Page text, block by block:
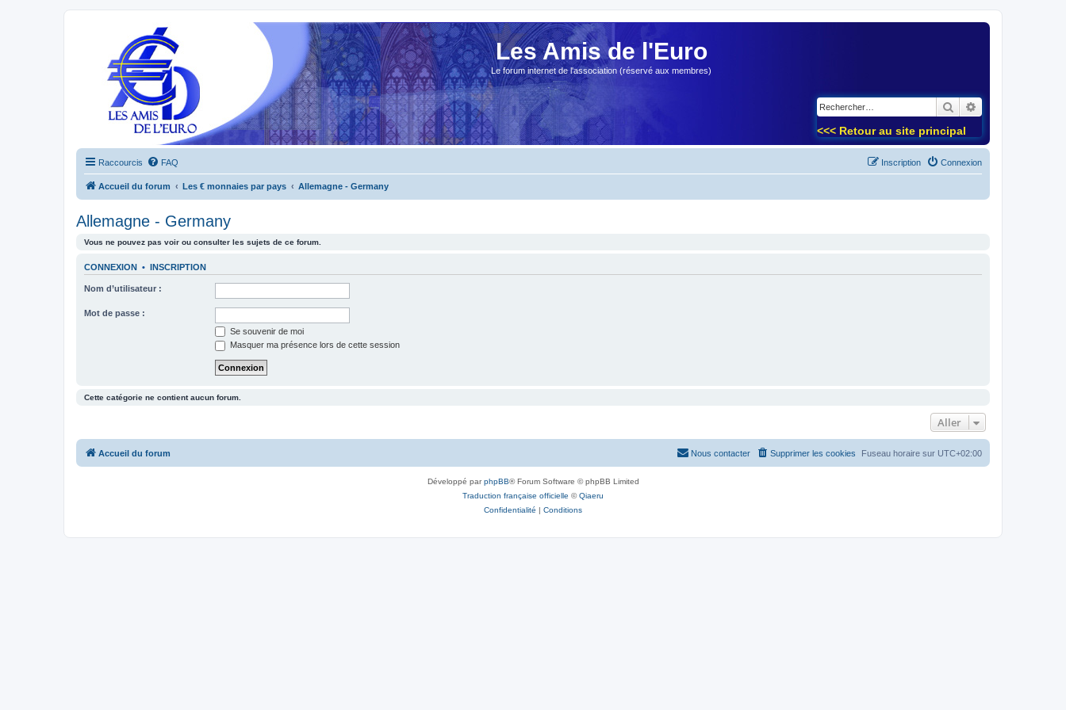
Les Amis de l'Euro
Le forum internet de l'association (réservé aux membres)
Rechercher
<<< Retour au site principal
Raccourcis FAQ Connexion
Inscription
Accueil du forum Les € monnaies par pays Allemagne - Germany
Allemagne - Germany
Vous ne pouvez pas voir ou consulter les sujets de ce forum.
CONNEXION • INSCRIPTION
Nom d’utilisateur :
Mot de passe :
Se souvenir de moi
Masquer ma présence lors de cette session
Cette catégorie ne contient aucun forum.
Aller
Accueil du forum Fuseau horaire sur UTC+02:00
Supprimer les cookies
Nous contacter
Développé parphpBB® Forum Software © phpBB Limited
Traduction française officielle ©Qiaeru
Confidentialité | Conditions